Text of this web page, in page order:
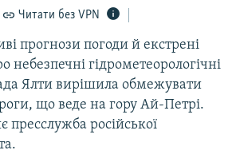
Читати без VPN
прогнози погоди й екстрені
небезпечні гідрометеорологічні
Ялти вирішила обмежувати
що веде на гору Ай-Петрі.
пресслужба російської